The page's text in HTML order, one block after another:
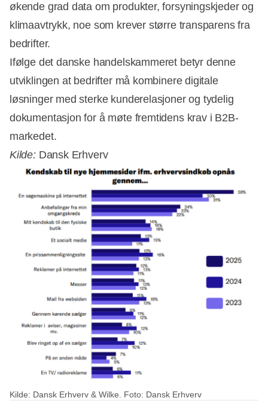
økende grad data om produkter, forsyningskjeder og
klimaavtrykk, noe som krever større transparens fra
bedrifter.
Ifølge det danske handelskammeret betyr denne
utviklingen at bedrifter må kombinere digitale
løsninger med sterke kunderelasjoner og tydelig
dokumentasjon for å møte fremtidens krav i B2B-
markedet.
Kilde: Dansk Erhverv
Kilde: Dansk Erhverv & Wilke. Foto: Dansk Erhverv